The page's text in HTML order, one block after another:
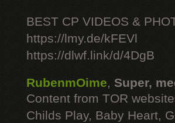
BEST CP VIDEOS &
https://lmy.de/kFEVl
https://dlwf.link/d/4DgB
RubenmOime, Super,
Content from TOR
Childs Play, Baby Heart,